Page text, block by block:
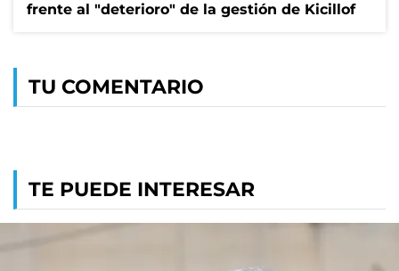
frente al "deterioro" de la gestión de Kicillof
TU COMENTARIO
TE PUEDE INTERESAR